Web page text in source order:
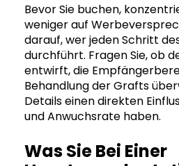
Bevor Sie buchen,
weniger auf
darauf, wer jeden Schritt
durchführt. Fragen Sie, ob
entwirft, die
Behandlung der Grafts
Details einen direkten
und Anwuchsrate haben.
Was Sie Bei Einer